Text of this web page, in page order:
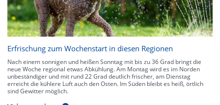
Erfrischung zum Wochenstart in diesen Regionen
Nach einem sonnigen und heißen Sonntag mit bis zu 36 Grad bringt die
neue Woche regional etwas Abkühlung. Am Montag wird es im Norden
unbeständiger und mit rund 22 Grad deutlich frischer, am Dienstag
erreicht die kühlere Luft auch den Osten. Im Süden bleibt es heiß, örtlich
sind Gewitter möglich.